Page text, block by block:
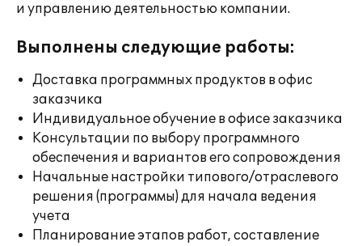
и управлению деятельностью компании.
Выполнены следующие работы:
Доставка программных продуктов в офис
заказчика
Индивидуальное обучение в офисе заказчика
Консультации по выбору программного
обеспечения и вариантов его сопровождения
Начальные настройки типового/отраслевого
решения (программы) для начала ведения
учета
Планирование этапов работ, составление